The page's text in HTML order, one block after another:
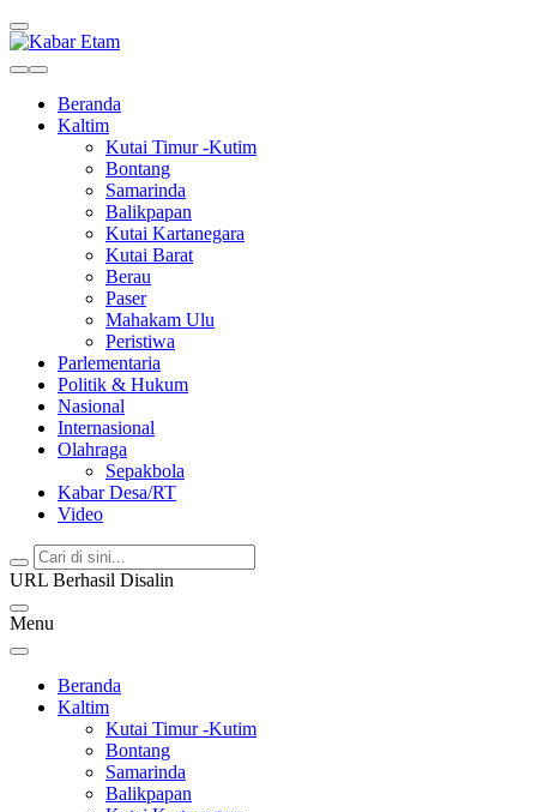
Beranda
Kaltim
Kutai Timur -Kutim
Bontang
Samarinda
Balikpapan
Kutai Kartanegara
Kutai Barat
Berau
Paser
Mahakam Ulu
Peristiwa
Parlementaria
Politik & Hukum
Nasional
Internasional
Olahraga
Sepakbola
Kabar Desa/RT
Video
URL Berhasil Disalin
Menu
Beranda
Kaltim
Kutai Timur -Kutim
Bontang
Samarinda
Balikpapan